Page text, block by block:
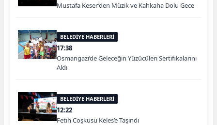
Mustafa Keser’den Müzik ve Kahkaha Dolu Gece
BELEDİYE HABERLERİ
17:38
Osmangazi’de Geleceğin Yüzücüleri Sertifikalarını
Aldı
BELEDİYE HABERLERİ
12:22
Fetih Coşkusu Keles’e Taşındı